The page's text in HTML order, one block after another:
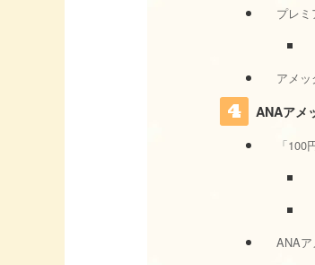
プレ
アメ
ANAアメ
「
ANAア